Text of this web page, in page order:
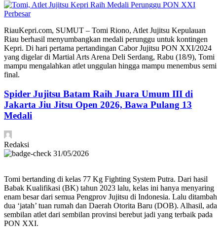
Perbesar
RiauKepri.com, SUMUT – Tomi Riono, Atlet Jujitsu Kepulauan
Riau berhasil menyumbangkan medali perunggu untuk kontingen
Kepri. Di hari pertama pertandingan Cabor Jujitsu PON XXI/2024
yang digelar di Martial Arts Arena Deli Serdang, Rabu (18/9), Tomi
mampu mengalahkan atlet unggulan hingga mampu menembus semi
final.
Spider Jujitsu Batam Raih Juara Umum III di
Jakarta Jiu Jitsu Open 2026, Bawa Pulang 13
Medali
Redaksi
31/05/2026
Tomi bertanding di kelas 77 Kg Fighting System Putra. Dari hasil
Babak Kualifikasi (BK) tahun 2023 lalu, kelas ini hanya menyaring
enam besar dari semua Pengprov Jujitsu di Indonesia. Lalu ditambah
dua ‘jatah’ tuan rumah dan Daerah Otorita Baru (DOB). Alhasil, ada
sembilan atlet dari sembilan provinsi berebut jadi yang terbaik pada
PON XXI.